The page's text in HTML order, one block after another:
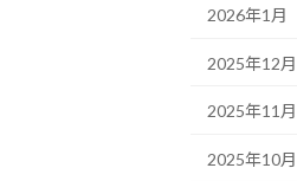
2026年1月
2025年12月
2025年11月
2025年10月